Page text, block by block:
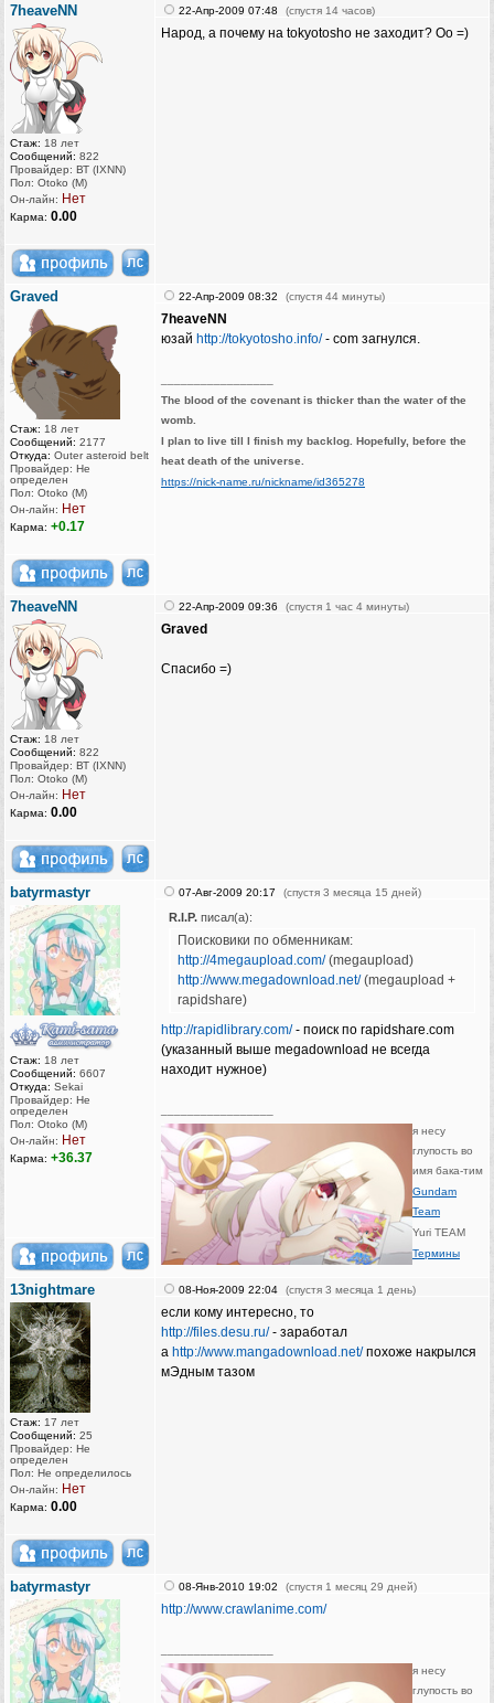
7heaveNN
Стаж: 18 лет
Сообщений: 822
Провайдер: ВТ (IXNN)
Пол: Otoko (M)
Он-лайн: Нет
Карма: 0.00
22-Апр-2009 07:48 (спустя 14 часов)
Народ, а почему на tokyotosho не заходит? Оо =)
Graved
Стаж: 18 лет
Сообщений: 2177
Откуда: Outer asteroid belt
Провайдер: Не
определен
Пол: Otoko (M)
Он-лайн: Нет
Карма: +0.17
22-Апр-2009 08:32 (спустя 44 минуты)
7heaveNN
юзай http://tokyotosho.info/- com загнулся.
The blood of the covenant is thicker than the water of the
womb.
I plan to live till I finish my backlog. Hopefully, before the
heat death of the universe.
https://nick-name.ru/nickname/id365278
7heaveNN
Стаж: 18 лет
Сообщений: 822
Провайдер: ВТ (IXNN)
Пол: Otoko (M)
Он-лайн: Нет
Карма: 0.00
22-Апр-2009 09:36 (спустя 1 час 4 минуты)
Graved
Спасибо =)
batyrmastyr
Стаж: 18 лет
Сообщений: 6607
Откуда: Sekai
Провайдер: Не
определен
Пол: Otoko (M)
Он-лайн: Нет
Карма: +36.37
07-Авг-2009 20:17 (спустя 3 месяца 15 дней)
R.I.P. писал(а):
Поисковики по обменникам:
http://4megaupload.com/(megaupload)
http://www.megadownload.net/(megaupload +
rapidshare)
http://rapidlibrary.com/- поиск по rapidshare.com
(указанный выше megadownload не всегда
находит нужное)
я несу
глупость во
имя бака-тим
Gundam
Team
Yuri TEAM
Термины
13nightmare
Стаж: 17 лет
Сообщений: 25
Провайдер: Не
определен
Пол: Не определилось
Он-лайн: Нет
Карма: 0.00
08-Ноя-2009 22:04 (спустя 3 месяца 1 день)
если кому интересно, то
http://files.desu.ru/- заработал
а http://www.mangadownload.net/похоже накрылся
мЭдным тазом
batyrmastyr 08-Янв-2010 19:02 (спустя 1 месяц 29 дней)
http://www.crawlanime.com/
я несу
глупость во